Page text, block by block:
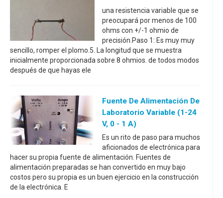
una resistencia variable que se
preocupará por menos de 100
ohms con +/-1 ohmio de
precisión.Paso 1: Es muy muy
sencillo, romper el plomo.5. La longitud que se muestra
inicialmente proporcionada sobre 8 ohmios. de todos modos
después de que hayas ele
Fuente De Alimentación De
Laboratorio Variable (1-24
V, 0 - 1 A)
Es un rito de paso para muchos
aficionados de electrónica para
hacer su propia fuente de alimentación. Fuentes de
alimentación preparadas se han convertido en muy bajo
costos pero su propia es un buen ejercicio en la construcción
de la electrónica. E